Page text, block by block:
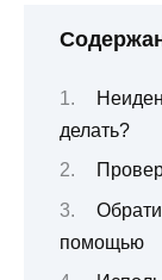
делать?
помощью